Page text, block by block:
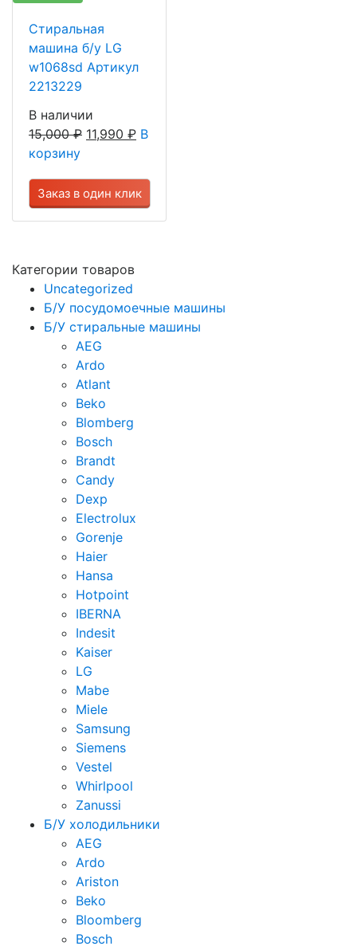
Стиральная
машина б/у LG
w1068sd Артикул
2213229
В наличии
15,000₽ 11,990 ₽ В
корзину
Заказ в один клик
Категории товаров
Uncategorized
Б/У посудомоечные машины
Б/У стиральные машины
AEG
Ardo
Atlant
Beko
Blomberg
Bosch
Brandt
Candy
Dexp
Electrolux
Gorenje
Haier
Hansa
Hotpoint
IBERNA
Indesit
Kaiser
LG
Mabe
Miele
Samsung
Siemens
Vestel
Whirlpool
Zanussi
Б/У холодильники
AEG
Ardo
Ariston
Beko
Bloomberg
Bosch